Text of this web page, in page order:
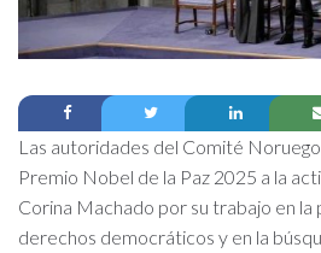
Las autoridades del Comité
Premio Nobel de la Paz 2025 a la
Corina Machado por su trabajo en la
derechos democráticos y en la